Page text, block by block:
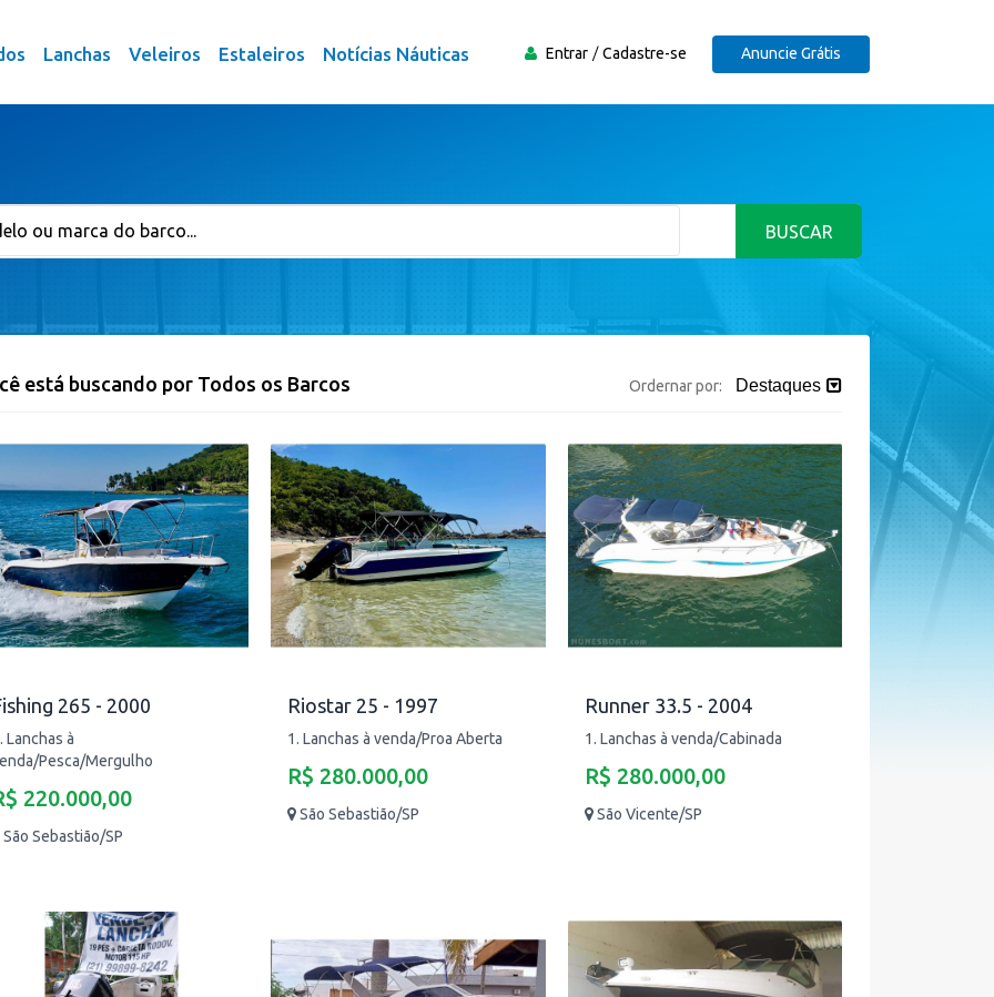
Lanchas Veleiros Estaleiros Notícias Náuticas Entrar Cadastre-se Anuncie Grátis
BUSCAR
está buscando por Todos os Barcos Ordernar por: Destaques
265 - 2000
Lanchas à
Pesca/Mergulho
220.000,00
São Sebastião/SP
Riostar 25 - 1997
1. Lanchas à venda/Proa Aberta
R$ 280.000,00
São Sebastião/SP
Runner 33.5 - 2004
1. Lanchas à venda/Cabinada
R$ 280.000,00
São Vicente/SP